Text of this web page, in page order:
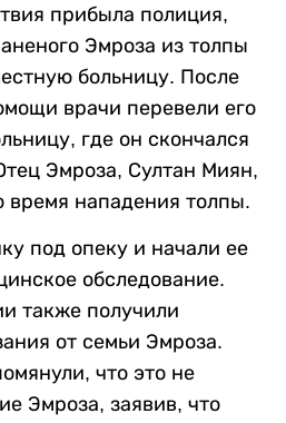
прибыла полиция,
Эмроза из толпы
больницу. После
врачи перевели его
где он скончался
Эмроза, Султан Миян,
время нападения толпы.
под опеку и начали ее
обследование.
также получили
от семьи Эмроза.
что это не
Эмроза, заявив, что